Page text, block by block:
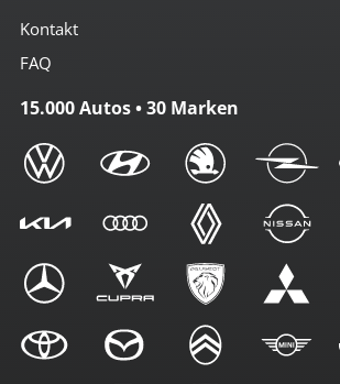
Kontakt
FAQ
15.000 Autos • 30 Marken